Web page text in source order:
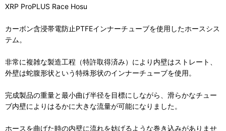
XRP ProPLUS Race Hosu
カーボン含浸帯電防止PTFEインナーチューブを使用したホースシス
テム。
非常に複雑な製造工程（特許取得済み）により内壁はストレート、
外壁は蛇腹形状という特殊形状のインナーチューブを使用。
完成製品の重量と最小曲げ半径を目標にしながら、滑らかなチュー
ブ内壁によりはるかに大きな流量が可能になりました。
ホースを曲げた時の内壁に流れを妨げるような巻き込みがありませ